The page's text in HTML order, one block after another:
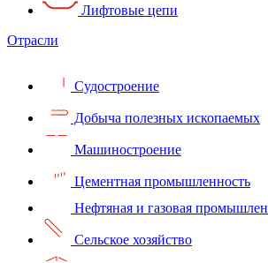
Лифтовые цепи
Отрасли
Судостроение
Добыча полезных ископаемых
Машиностроение
Цементная промышленность
Нефтяная и газовая
Сельское хозяйство